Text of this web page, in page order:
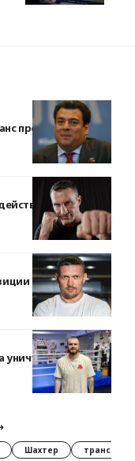
провести
Нет
в обновленном
уничтожил
Шахтер трансферы